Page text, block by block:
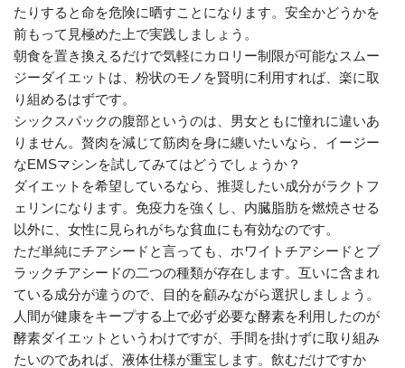
たりすると命を危険に晒すことになります。安全かどうかを
前もって見極めた上で実践しましょう。
朝食を置き換えるだけで気軽にカロリー制限が可能なスムー
ジーダイエットは、粉状のモノを賢明に利用すれば、楽に取
り組めるはずです。
シックスパックの腹部というのは、男女ともに憧れに違いあ
りません。贅肉を減じて筋肉を身に纏いたいなら、イージー
なEMSマシンを試してみてはどうでしょうか？
ダイエットを希望しているなら、推奨したい成分がラクトフ
ェリンになります。免疫力を強くし、内臓脂肪を燃焼させる
以外に、女性に見られがちな貧血にも有効なのです。
ただ単純にチアシードと言っても、ホワイトチアシードとブ
ラックチアシードの二つの種類が存在します。互いに含まれ
ている成分が違うので、目的を顧みながら選択しましょう。
人間が健康をキープする上で必ず必要な酵素を利用したのが
酵素ダイエットというわけですが、手間を掛けずに取り組み
たいのであれば、液体仕様が重宝します。飲むだけですか